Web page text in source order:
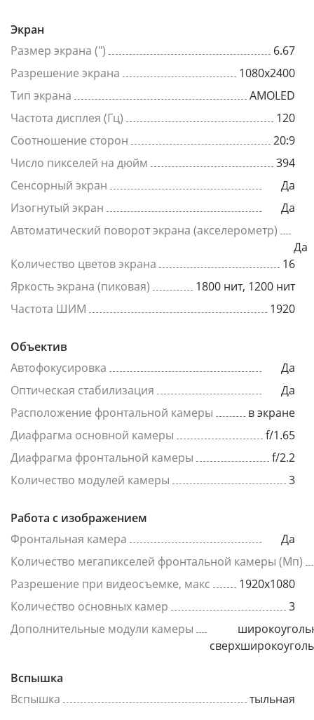
Экран
Размер экрана (")
6.67
Разрешение экрана
1080x2400
Тип экрана
AMOLED
Частота дисплея (Гц)
120
Соотношение сторон
20:9
Число пикселей на дюйм
394
Сенсорный экран
Да
Изогнутый экран
Да
Автоматический поворот экрана (акселерометр)
Да
Количество цветов экрана
16
Яркость экрана (пиковая)
1800 нит, 1200 нит
Частота ШИМ
1920
Объектив
Автофокусировка
Да
Оптическая стабилизация
Да
Расположение фронтальной камеры
в экране
Диафрагма основной камеры
f/1.65
Диафрагма фронтальной камеры
f/2.2
Количество модулей камеры
3
Работа с изображением
Фронтальная камера
Да
Количество мегапикселей фронтальной камеры (Мп)
Разрешение при видеосъемке, макс
1920x1080
Количество основных камер
3
Дополнительные модули камеры
Вспышка
Вспышка
тыльная